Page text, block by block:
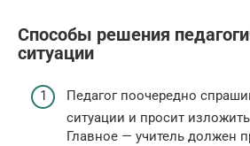
Способы решения
ситуации
Педагог поочередно
ситуации и просит
Главное — учитель должен